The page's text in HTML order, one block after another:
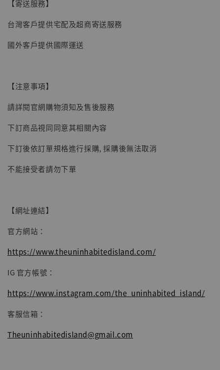
【寄送服務】
台灣客戶提供宅配及超商寄送服務
國外客戶提供國際運送
【注意事項】
請詳閱官網購物須知及售後服務
下訂商品視同同意其相關內容
下訂後依訂單規格進行採購, 採購後無法取消
不能接受者請勿下單
【網址連結】
官方網站：
https://www.theuninhabitedisland.com/
IG 官方帳號：
https://www.instagram.com/the_uninhabited_island/
客服信箱：
Theuninhabitedisland@gmail.com